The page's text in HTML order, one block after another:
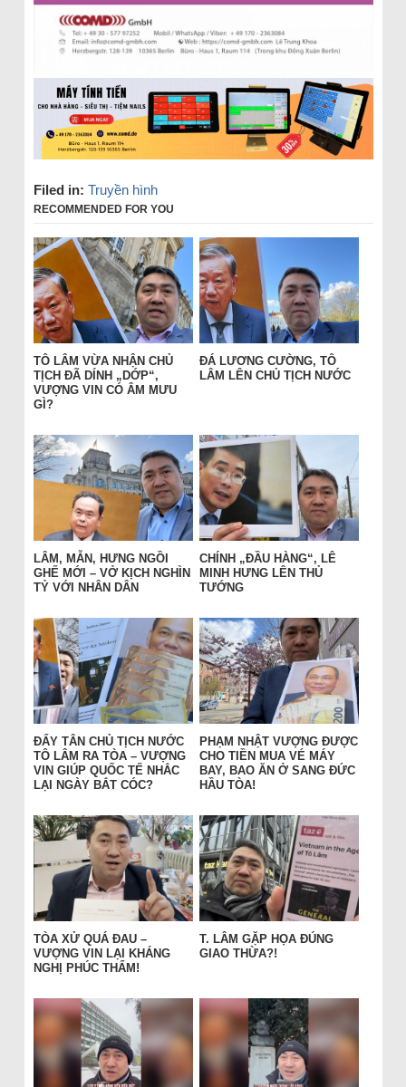
Filed in: Truyền hình
RECOMMENDED FOR YOU
TÔ LÂM VỪA NHẬN CHỦ
TỊCH ĐÃ DÍNH „DỚP“,
VƯỢNG VIN CÓ ÂM MƯU
GÌ?
ĐÁ LƯƠNG CƯỜNG, TÔ
LÂM LÊN CHỦ TỊCH NƯỚC
LÂM, MẪN, HƯNG NGỒI
GHẾ MỚI – VỞ KỊCH NGHÌN
TỶ VỚI NHÂN DÂN
CHÍNH „ĐẦU HÀNG“, LÊ
MINH HƯNG LÊN THỦ
TƯỚNG
ĐẨY TÂN CHỦ TỊCH NƯỚC
TÔ LÂM RA TÒA – VƯỢNG
VIN GIÚP QUỐC TẾ NHẮC
LẠI NGÀY BẮT CÓC?
PHẠM NHẬT VƯỢNG ĐƯỢC
CHO TIỀN MUA VÉ MÁY
BAY, BAO ĂN Ở SANG ĐỨC
HẦU TÒA!
TÒA XỬ QUÁ ĐAU –
VƯỢNG VIN LẠI KHÁNG
NGHỊ PHÚC THẨM!
T. LÂM GẶP HỌA ĐÚNG
GIAO THỪA?!